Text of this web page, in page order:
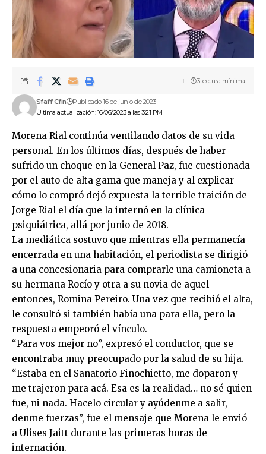
Última actualización: 16/06/2023 a las 3:21 PM
Sfaff Cfin Publicado 16 de junio de 2023
3 lectura mínima
Morena Rial continúa ventilando datos de su vida
personal. En los últimos días, después de haber
sufrido un choque en la General Paz, fue cuestionada
por el auto de alta gama que maneja y al explicar
cómo lo compró dejó expuesta la terrible traición de
Jorge Rial el día que la internó en la clínica
psiquiátrica, allá por junio de 2018.
La mediática sostuvo que mientras ella permanecía
encerrada en una habitación, el periodista se dirigió
a una concesionaria para comprarle una camioneta a
su hermana Rocío y otra a su novia de aquel
entonces, Romina Pereiro. Una vez que recibió el alta,
le consultó si también había una para ella, pero la
respuesta empeoró el vínculo.
“Para vos mejor no”, expresó el conductor, que se
encontraba muy preocupado por la salud de su hija.
“Estaba en el Sanatorio Finochietto, me doparon y
me trajeron para acá. Esa es la realidad… no sé quien
fue, ni nada. Hacelo circular y ayúdenme a salir,
denme fuerzas”, fue el mensaje que Morena le envió
a Ulises Jaitt durante las primeras horas de
internación.